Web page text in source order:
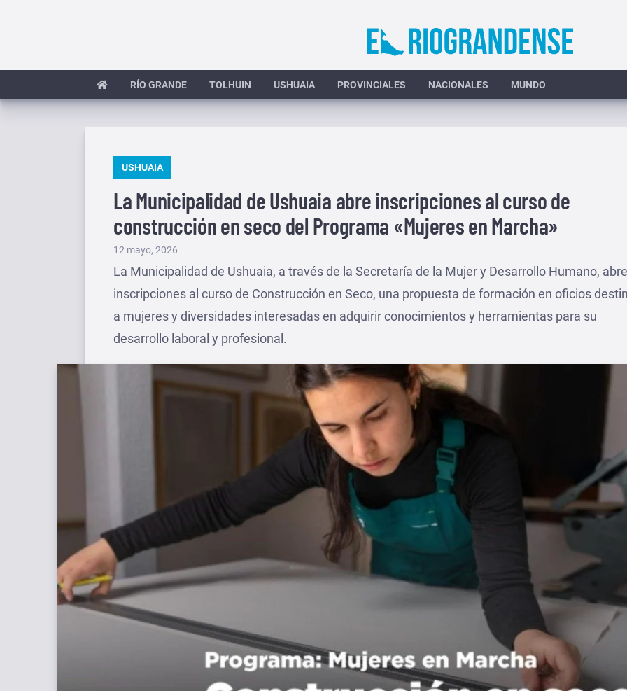
RÍO GRANDE TOLHUIN USHUAIA PROVINCIALES NACIONALES MUNDO
PUBLICADO
USHUAIA
La Municipalidad de Ushuaia abre inscripciones al curso de
construcción en seco del Programa «Mujeres en Marcha»
Publicado
el
12 mayo, 2026
La Municipalidad de Ushuaia, a través de la Secretaría de la Mujer y Desarrollo Humano,
inscripciones al curso de Construcción en Seco, una propuesta de formación en oficios
a mujeres y diversidades interesadas en adquirir conocimientos y herramientas para su
desarrollo laboral y profesional.